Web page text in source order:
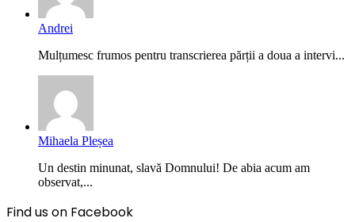
Andrei
Mulțumesc frumos pentru transcrierea părții a doua a intervi...
Mihaela Pleșea
Un destin minunat, slavă Domnului! De abia acum am
observat,...
Find us on Facebook